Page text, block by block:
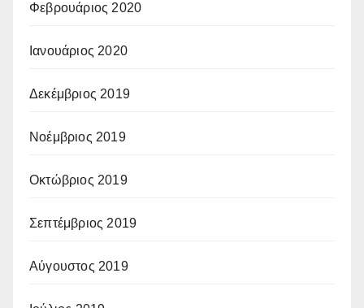
Φεβρουάριος 2020
Ιανουάριος 2020
Δεκέμβριος 2019
Νοέμβριος 2019
Οκτώβριος 2019
Σεπτέμβριος 2019
Αύγουστος 2019